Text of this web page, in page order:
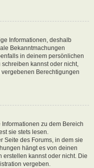
Informationen, deshalb
Bekanntmachungen
in deinem persönlichen
kannst oder nicht,
Berechtigungen
zu dem Bereich
sie stets lesen.
Seite des Forums, in dem sie
hängt es von deinen
erstellen kannst oder nicht. Die
vergeben.